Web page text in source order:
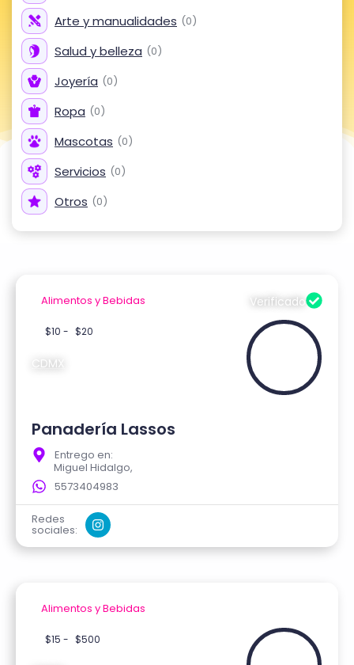
Arte ymanualidades (0)
Salud ybelleza (0)
Joyería (0)
Ropa (0)
Mascotas (0)
Servicios (0)
Otros (0)
Alimentos y Bebidas
$10 - $20
CDMX
Verificado
Panadería Lassos
Entrego en:
Miguel Hidalgo,
5573404983
Redes
sociales:
Alimentos y Bebidas
$15 - $500